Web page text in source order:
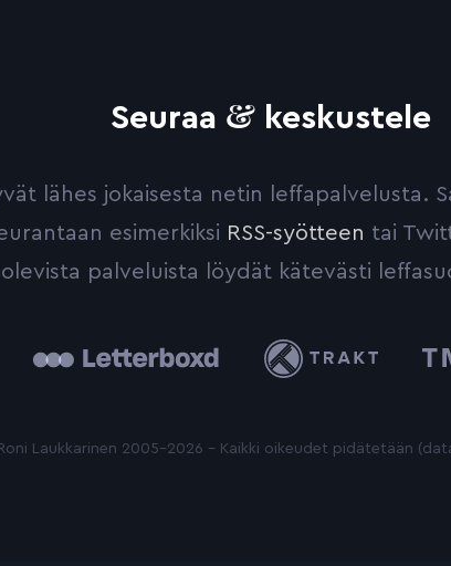
Seuraa & keskustele
lähes jokaisesta netin leffapalvelusta.
esimerkiksi RSS-syötteen tai
olevista palveluista löydät kätevästi
Trakt
Laukkarinen 2005-2026 - Kaikki oikeudet pidätetään